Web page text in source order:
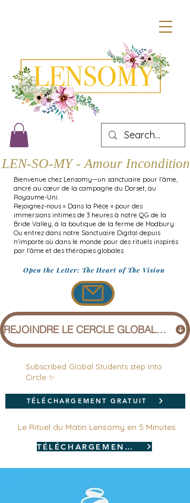
LEN-SO-MY - Amour
Bienvenue chez Lensomy—un sanctuaire pour l'âme,
ancré au cœur de la campagne du Dorset, au
Royaume-Uni.
Rejoignez-nous « Dans la Pièce » pour des
immersions intimes de 3 heures à notre QG de la
Bride Valley, à la boutique de la ferme de Modbury.
Ou entrez dans notre Sanctuaire Digital depuis
n'importe où dans le monde pour des rituels inspirés
par l'âme et des thérapies globales.
Open the Letter: The Heart of The Vision
REJOINDRE LE CERCLE GLOBAL (1 £)
Subscribed Global Students step into
Circle ✨
TÉLÉCHARGEMENT GRATUIT
Le Rituel du Matin Lensomy en 5 Minutes
TÉLÉCHARGEMENT GRATUIT